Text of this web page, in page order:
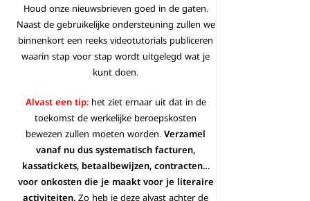
Houd onze nieuwsbrieven goed in de gaten.
Naast de gebruikelijke ondersteuning zullen we
binnenkort een reeks videotutorials publiceren
waarin stap voor stap wordt uitgelegd wat je
kunt doen.
Alvast een tip:het ziet ernaar uit dat in de
toekomst de werkelijke beroepskosten
bewezen zullen moeten worden.Verzamel
vanaf nu dus systematisch facturen,
kassatickets, betaalbewijzen, contracten…
voor onkosten die je maakt voor je literaire
activiteiten.Zo heb je deze alvast achter de